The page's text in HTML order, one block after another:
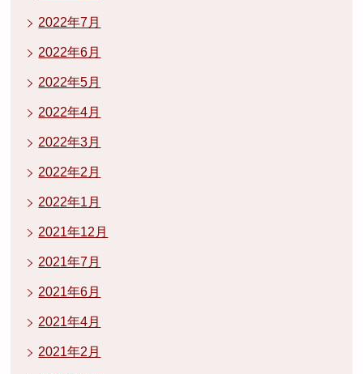
2022年7月
2022年6月
2022年5月
2022年4月
2022年3月
2022年2月
2022年1月
2021年12月
2021年7月
2021年6月
2021年4月
2021年2月